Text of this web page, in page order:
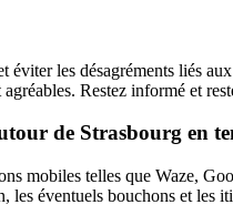
les désagréments liés
Restez informé et
de Strasbourg en
mobiles telles que Waze,
éventuels bouchons et les